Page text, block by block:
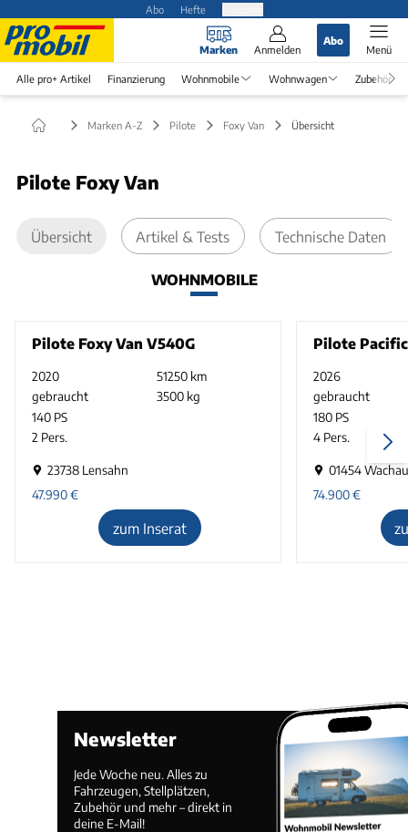
Abo Hefte
Marken Anmelden
Abo
Menü
Alle pro+ Artikel Finanzierung Wohnmobile Wohnwagen Zubehör
Marken A-Z Pilote Foxy Van Übersicht
Pilote Foxy Van
Übersicht Artikel & Tests Technische Daten
WOHNMOBILE
Pilote Foxy Van V540G
2020
51250 km
gebraucht
3500 kg
140 PS
2 Pers.
23738 Lensahn
47.990€
zum Inserat
Pilote Pacific
2026
gebraucht
180 PS
4 Pers.
01454 Wachau
74.900€
Newsletter
Jede Woche neu. Alles zu
Fahrzeugen, Stellplätzen,
Zubehör und mehr – direkt in
deine E-Mail!